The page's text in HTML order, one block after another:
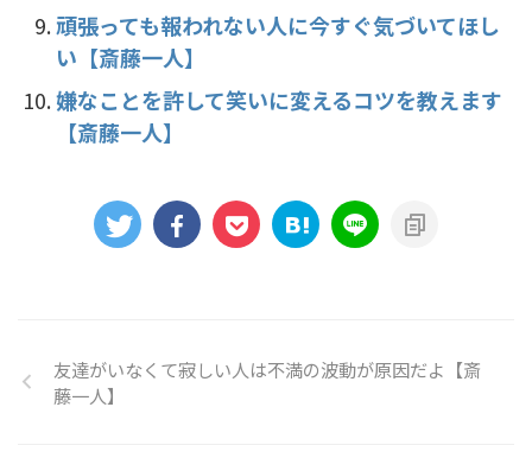
頑張っても報われない人に今すぐ気づいてほし
い【斎藤一人】
嫌なことを許して笑いに変えるコツを教えます
【斎藤一人】
友達がいなくて寂しい人は不満の波動が原因だよ【斎
藤一人】